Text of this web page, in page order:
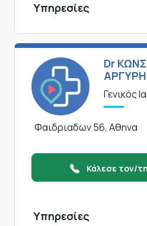
Υπηρεσίες
Dr
Γενικός
Φαιδριαδων 56, Αθηνα
Κάλεσε τον/
Υπηρεσίες